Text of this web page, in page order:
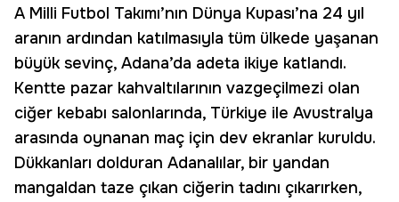
A Milli Futbol Takımı’nın Dünya Kupası’na 24 yıl
aranın ardından katılmasıyla tüm ülkede yaşanan
büyük sevinç, Adana’da adeta ikiye katlandı.
Kentte pazar kahvaltılarının vazgeçilmezi olan
ciğer kebabı salonlarında, Türkiye ile Avustralya
arasında oynanan maç için dev ekranlar kuruldu.
Dükkanları dolduran Adanalılar, bir yandan
mangaldan taze çıkan ciğerin tadını çıkarırken,